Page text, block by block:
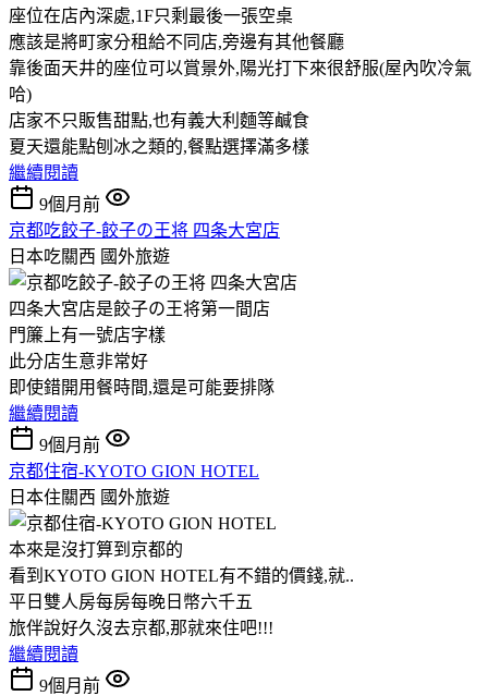
座位在店內深處,1F只剩最後一張空桌
應該是將町家分租給不同店,旁邊有其他餐廳
靠後面天井的座位可以賞景外,陽光打下來很舒服(屋內吹冷氣
哈)
店家不只販售甜點,也有義大利麵等鹹食
夏天還能點刨冰之類的,餐點選擇滿多樣
繼續閱讀
9個月前
京都吃餃子-餃子の王将 四条大宮店
日本吃關西 國外旅遊
四条大宮店是餃子の王将第一間店
門簾上有一號店字樣
此分店生意非常好
即使錯開用餐時間,還是可能要排隊
繼續閱讀
9個月前
京都住宿-KYOTO GION HOTEL
日本住關西 國外旅遊
本來是沒打算到京都的
看到KYOTO GION HOTEL有不錯的價錢,就..
平日雙人房每房每晚日幣六千五
旅伴說好久沒去京都,那就來住吧!!!
繼續閱讀
9個月前